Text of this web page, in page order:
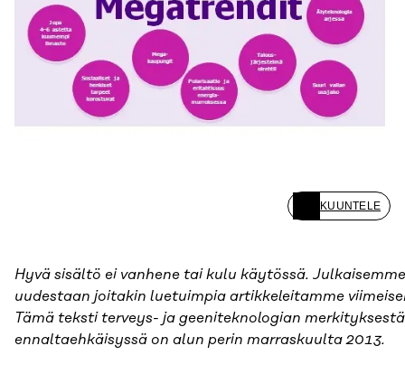
KUUNTELE
Hyvä sisältö ei vanhene tai kulu käytössä.
uudestaan joitakin luetuimpia artikkeleitamme
Tämä teksti terveys- ja geeniteknologian
ennaltaehkäisyssä on alun perin marraskuulta 2013.